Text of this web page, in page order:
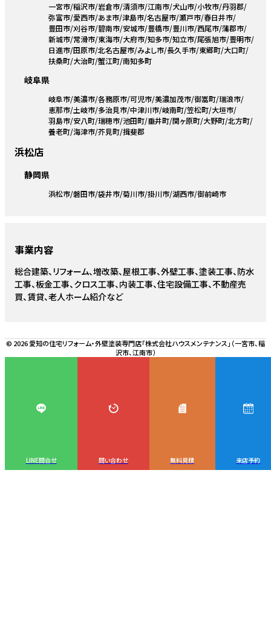
一宮市 稲沢市 岩倉市 清須市 江南市 犬山市 小牧市 丹羽郡
弥富市 愛西市 あま市 津島市 名古屋市 瀬戸市 春日井市
豊田市 刈谷市 碧南市 安城市 豊橋市 豊川市 西尾市 蒲郡市
新城市 常滑市 東海市 大府市 知多市 知立市 尾張旭市 豊明市
日進市 田原市 北名古屋市 みよし市 長久手市 東郷町 大口町
扶桑町 大治町 蟹江町 南知多町
岐阜県
岐阜市 美濃市 各務原市 可児市 美濃加茂市 御嵩町 瑞浪市
恵那市 土岐市 多治見市 中津川市 岐南町 笠松町 大垣市
羽島市 安八町 瑞穂市 池田町 垂井町 関ヶ原町 大野町 北方町
養老町 海津市 芥見町 揖斐郡
浜松店
静岡県
浜松市 磐田市 袋井市 菊川市 掛川市 湖西市 御前崎市
事業内容
総合建築、リフォーム、増改築、屋根工事、外壁工事、塗装工事、防水
工事、板金工事、クロス工事、内装工事、住宅設備工事、不動産売
買、賃貸、老人ホーム紹介など
© 2026 愛知の住宅リフォーム・外壁塗装専門店「株式会社ハウスメンテナンス」（一宮市、稲
沢市、江南市）
LINE問合せ 問い合わせ 無料見積 来店予約